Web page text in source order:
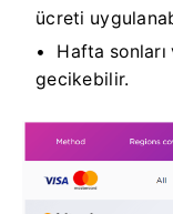
ücreti
Hafta
gecikebilir.